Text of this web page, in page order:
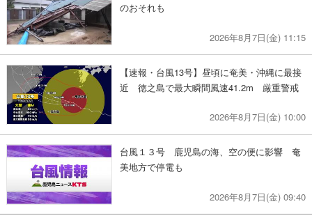
のおそれも
2026年8月7日(金) 11:15
【速報・台風13号】昼頃に奄美・沖縄に最接
近 徳之島で最大瞬間風速41.2m 厳重警戒
2026年8月7日(金) 10:00
台風１３号 鹿児島の海、空の便に影響 奄
美地方で停電も
2026年8月7日(金) 09:40